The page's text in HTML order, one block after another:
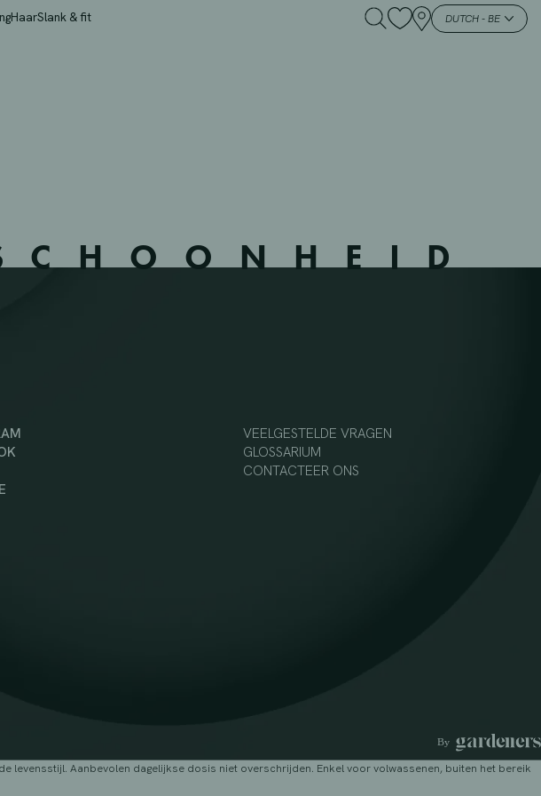
HaarSlank & fit DUTCH - BE
422803 – ZELE – – ZELE –
VEELGESTELDE VRAGEN
GLOSSARIUM
CONTACTEER ONS
levensstijl. Aanbevolen dagelijkse dosis niet overschrijden. Enkel voor volwassenen, buiten het bereik